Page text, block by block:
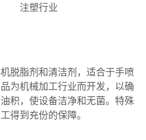
注塑行业
脱脂剂和清洁剂，适合于手喷
为机械加工行业而开发，以确
积，使设备洁净和无菌。特殊
得到充份的保障。